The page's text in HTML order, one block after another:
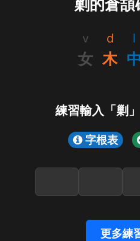
剿的倉頡
v
女
d
木
l
練習輸入「剿
字根表
更多練